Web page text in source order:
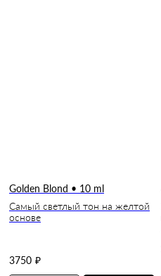
Golden Blond • 10 ml
Самый светлый тон на желтой
основе
3750 ₽